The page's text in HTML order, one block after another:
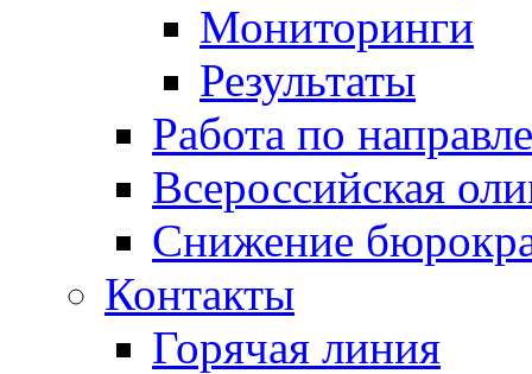
Мониторинги
Результаты
Работа по
Всероссийская
Снижение
Контакты
Горячая линия